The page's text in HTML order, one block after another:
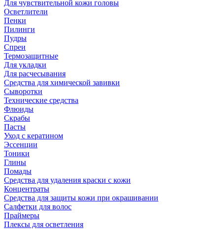
Для чувствительной кожи головы
Осветлители
Пенки
Пилинги
Пудры
Спреи
Термозащитные
Для укладки
Для расчесывания
Средства для химической завивки
Сыворотки
Технические средства
Флюиды
Скрабы
Пасты
Уход с кератином
Эссенции
Тоники
Глины
Помады
Средства для удаления краски с кожи
Концентраты
Средства для защиты кожи при окрашивании
Салфетки для волос
Праймеры
Плексы для осветления